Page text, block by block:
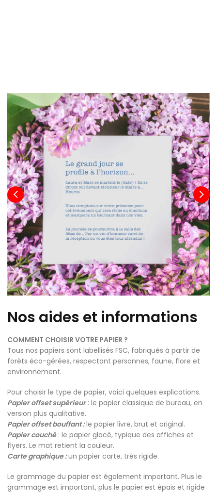
Nos aides et informations
COMMENT CHOISIR VOTRE PAPIER ?
Tous nos papiers sont labellisés FSC, fabriqués à partir de
forêts éco-gérées, respectant personnes, faune, flore et
environnement.
Pour choisir le type de papier, voici quelques explications.
Papier offset supérieur: le papier classique de bureau, en
version plus qualitative.
Papier offset bouffant :le papier livre, brut et original.
Papier couché: le papier glacé, typique des affiches et
flyers. Le mat retient la couleur.
Carte graphique :un papier carte, très rigide.
Le grammage du papier est également important. Plus le
grammage est important, plus le papier est épais et rigide